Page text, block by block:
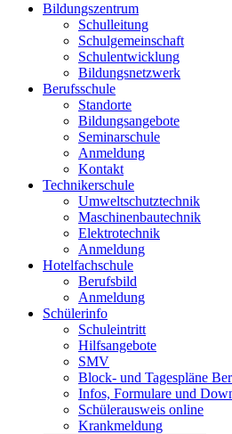
Bildungszentrum
Schulleitung
Schulgemeinschaft
Schulentwicklung
Bildungsnetzwerk
Berufsschule
Standorte
Bildungsangebote
Seminarschule
Anmeldung
Kontakt
Technikerschule
Umweltschutztechnik
Maschinenbautechnik
Elektrotechnik
Anmeldung
Hotelfachschule
Berufsbild
Anmeldung
Schülerinfo
Schuleintritt
Hilfsangebote
SMV
Block- und Tagespläne
Infos, Formulare und
Schülerausweis online
Krankmeldung